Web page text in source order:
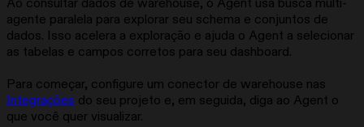
Ao consultar dados de warehouse, o Agent usa busca multi-
agente paralela para explorar seu schema e conjuntos de
dados. Isso acelera a exploração e ajuda o Agent a selecionar
as tabelas e campos corretos para seu dashboard.
Para começar, configure um conector de warehouse nas
Integrações do seu projeto e, em seguida, diga ao Agent o
que você quer visualizar.